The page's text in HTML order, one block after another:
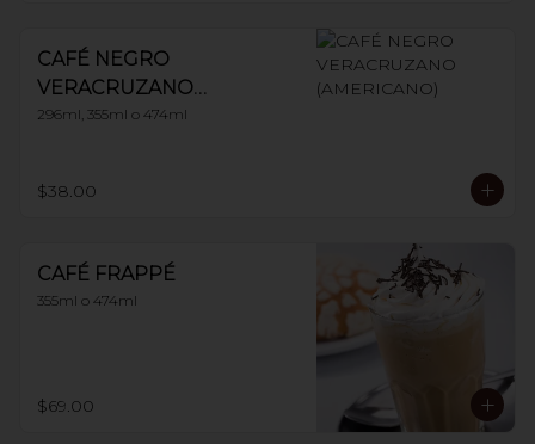
CAFÉ NEGRO
VERACRUZANO
(AMERICANO)
296ml, 355ml o 474ml
$38.00
CAFÉ FRAPPÉ
355ml o 474ml
$69.00